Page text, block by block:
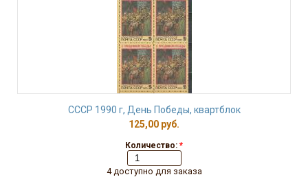
СССР 1990 г, День Победы, квартблок
125,00 руб.
Количество: *
4 доступно для заказа